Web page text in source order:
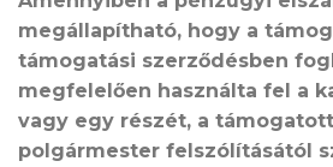
megállapítható, hogy a
támogatási szerződésben
megfelelően használta fel a
vagy egy részét, a
polgármester felszólításától